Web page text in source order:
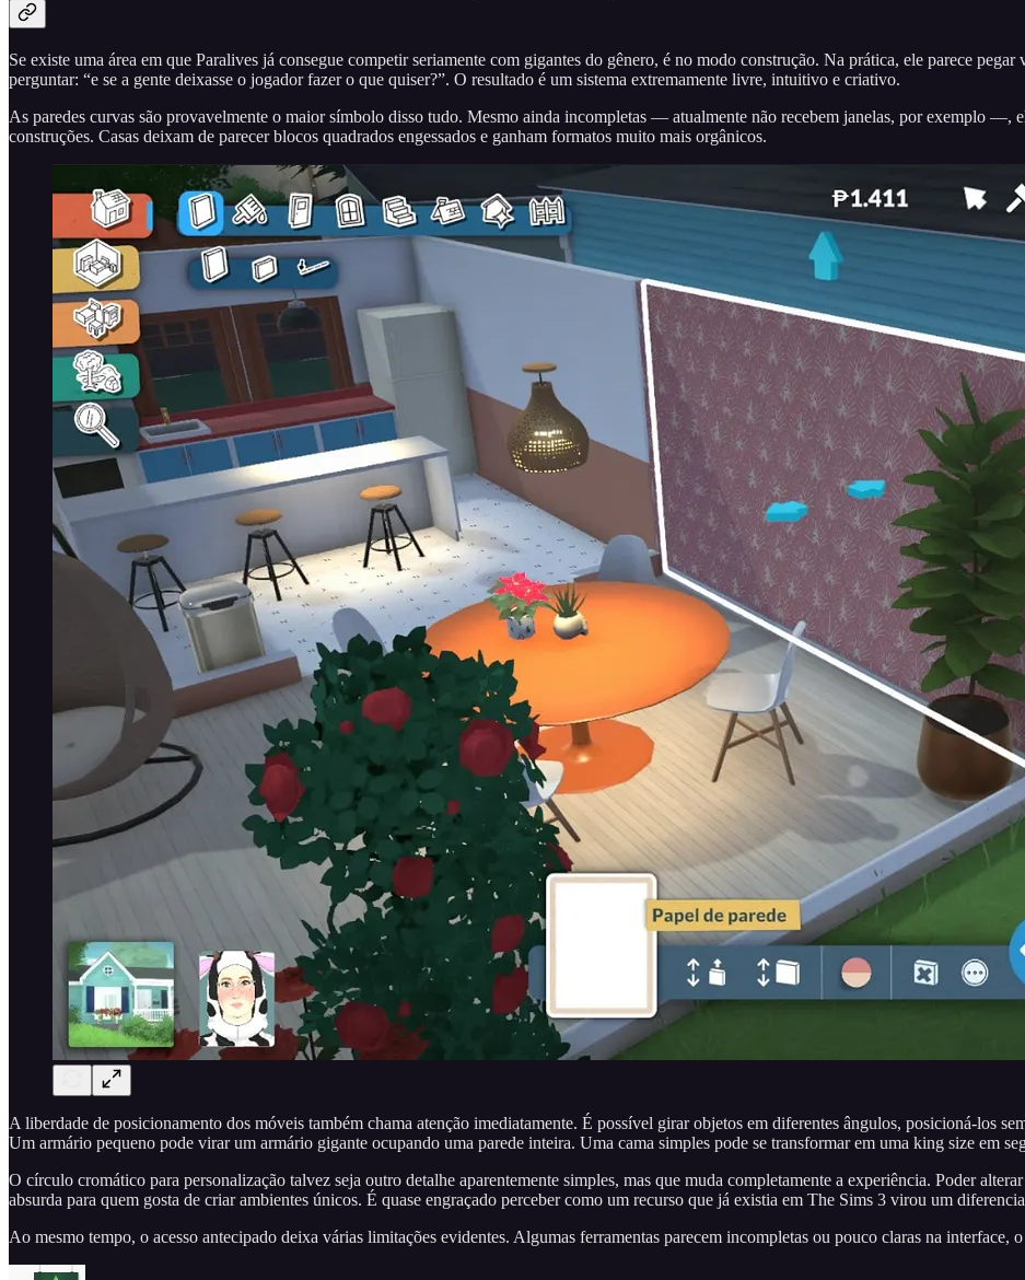
Se existe uma área em que Paralives já consegue competir seriamente com gigantes do gênero, é no modo construção. Na prática, ele parece
perguntar: “e se a gente deixasse o jogador fazer o que quiser?”. O resultado é um sistema extremamente livre, intuitivo e criativo.
As paredes curvas são provavelmente o maior símbolo disso tudo. Mesmo ainda incompletas — atualmente não recebem janelas, por exemplo —,
construções. Casas deixam de parecer blocos quadrados engessados e ganham formatos muito mais orgânicos.
A liberdade de posicionamento dos móveis também chama atenção imediatamente. É possível girar objetos em diferentes ângulos, posicioná-los
Um armário pequeno pode virar um armário gigante ocupando uma parede inteira. Uma cama simples pode se transformar em uma king size em
O círculo cromático para personalização talvez seja outro detalhe aparentemente simples, mas que muda completamente a experiência. Poder
absurda para quem gosta de criar ambientes únicos. É quase engraçado perceber como um recurso que já existia em The Sims 3 virou um
Ao mesmo tempo, o acesso antecipado deixa várias limitações evidentes. Algumas ferramentas parecem incompletas ou pouco claras na interface,